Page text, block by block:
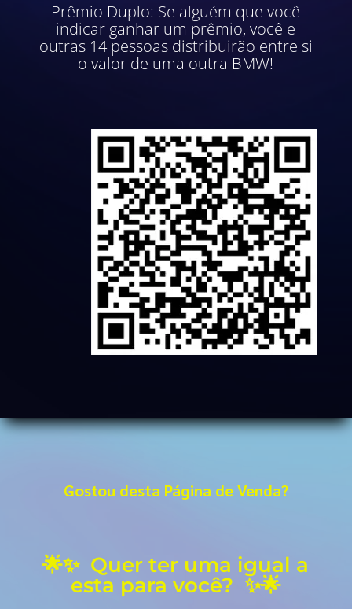
Prêmio Duplo: Se alguém que você
indicar ganhar um prêmio, você e
outras 14 pessoas distribuirão entre si
o valor de uma outra BMW!
Gostou desta Página de Venda?
🌟✨ Quer ter uma igual a
esta para você? ✨🌟